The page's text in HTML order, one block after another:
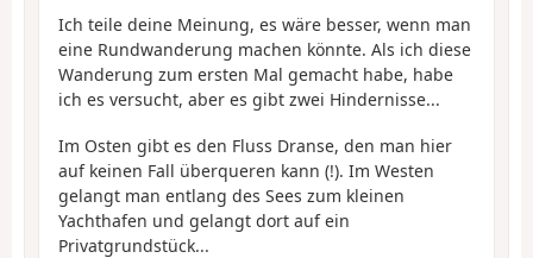
Ich teile deine Meinung, es wäre besser, wenn man
eine Rundwanderung machen könnte. Als ich diese
Wanderung zum ersten Mal gemacht habe, habe
ich es versucht, aber es gibt zwei Hindernisse...
Im Osten gibt es den Fluss Dranse, den man hier
auf keinen Fall überqueren kann (!). Im Westen
gelangt man entlang des Sees zum kleinen
Yachthafen und gelangt dort auf ein
Privatgrundstück...